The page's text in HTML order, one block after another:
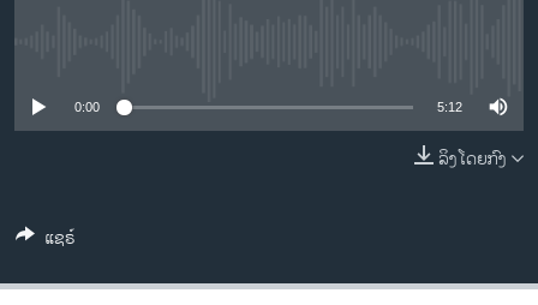
ຊຸມຊົນຊາວລາວ
0:00 5:12
ລິງໂດຍກົງ
ແຊຣ໌